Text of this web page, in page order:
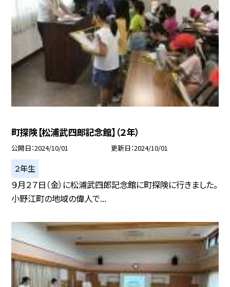
町探険【松浦武四郎記念館】（２年）
公開日 2024/10/01 更新日 2024/10/01
２年生
９月２７日（金）に松浦武四郎記念館に町探険に行きました。
小野江町の地域の偉人で...